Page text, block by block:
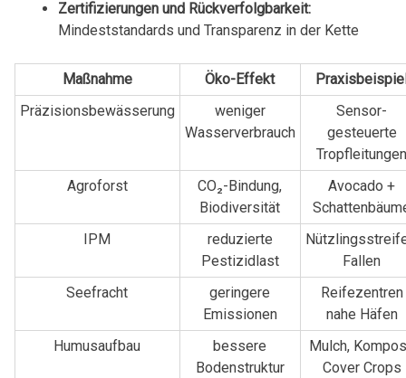
Zertifizierungen und Rückverfolgbarkeit:
Mindeststandards und Transparenz in der Kette
Maßnahme Öko-Effekt
Präzisionsbewässerung
weniger
Wasserverbrauch
Sensor-
gesteuerte
Agroforst
CO₂-Bindung,
Biodiversität
Avocado +
IPM
reduzierte
Pestizidlast
Fallen
Seefracht
geringere
Emissionen
Reifezentren
nahe Häfen
Humusaufbau
bessere
Bodenstruktur
Mulch,
Cover Crops